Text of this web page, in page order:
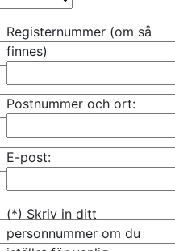
Registernummer (om så
finnes)
Postnummer och ort:
E-post:
(*) Skriv in ditt
personnummer om du